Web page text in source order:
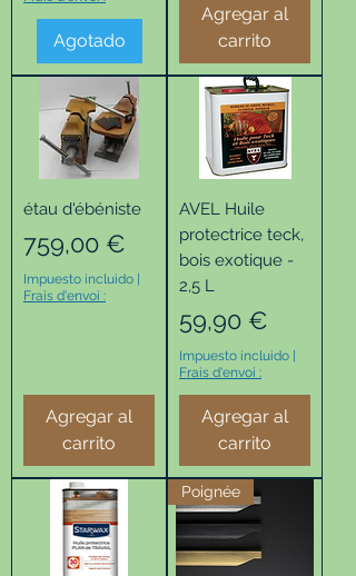
Agotado
Agregar al
carrito
étau d'ébéniste
Precio
759,00 €
Impuesto incluido
Frais d'envoi :
Agregar al
carrito
AVEL Huile
protectrice teck,
bois exotique -
2,5 L
Precio
59,90 €
Impuesto incluido
Frais d'envoi :
Agregar al
carrito
Poignée